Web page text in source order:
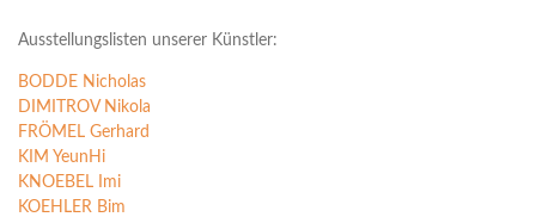
Ausstellungslisten unserer Künstler:
BODDE Nicholas
DIMITROV Nikola
FRÖMEL Gerhard
KIM YeunHi
KNOEBEL Imi
KOEHLER Bim